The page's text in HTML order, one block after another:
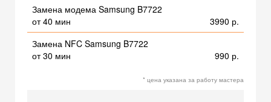
Замена модема Samsung B7722
от 40 мин
3990 р.
Замена NFC Samsung B7722
от 30 мин
990 р.
* цена указана за работу мастера